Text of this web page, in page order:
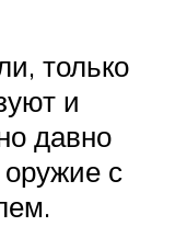
только
и
давно
оружие с